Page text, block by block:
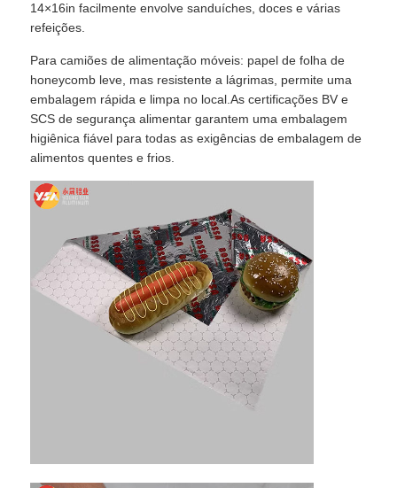
14×16in facilmente envolve sanduíches, doces e várias
refeições.
Para camiões de alimentação móveis: papel de folha de
honeycomb leve, mas resistente a lágrimas, permite uma
embalagem rápida e limpa no local.As certificações BV e
SCS de segurança alimentar garantem uma embalagem
higiênica fiável para todas as exigências de embalagem de
alimentos quentes e frios.